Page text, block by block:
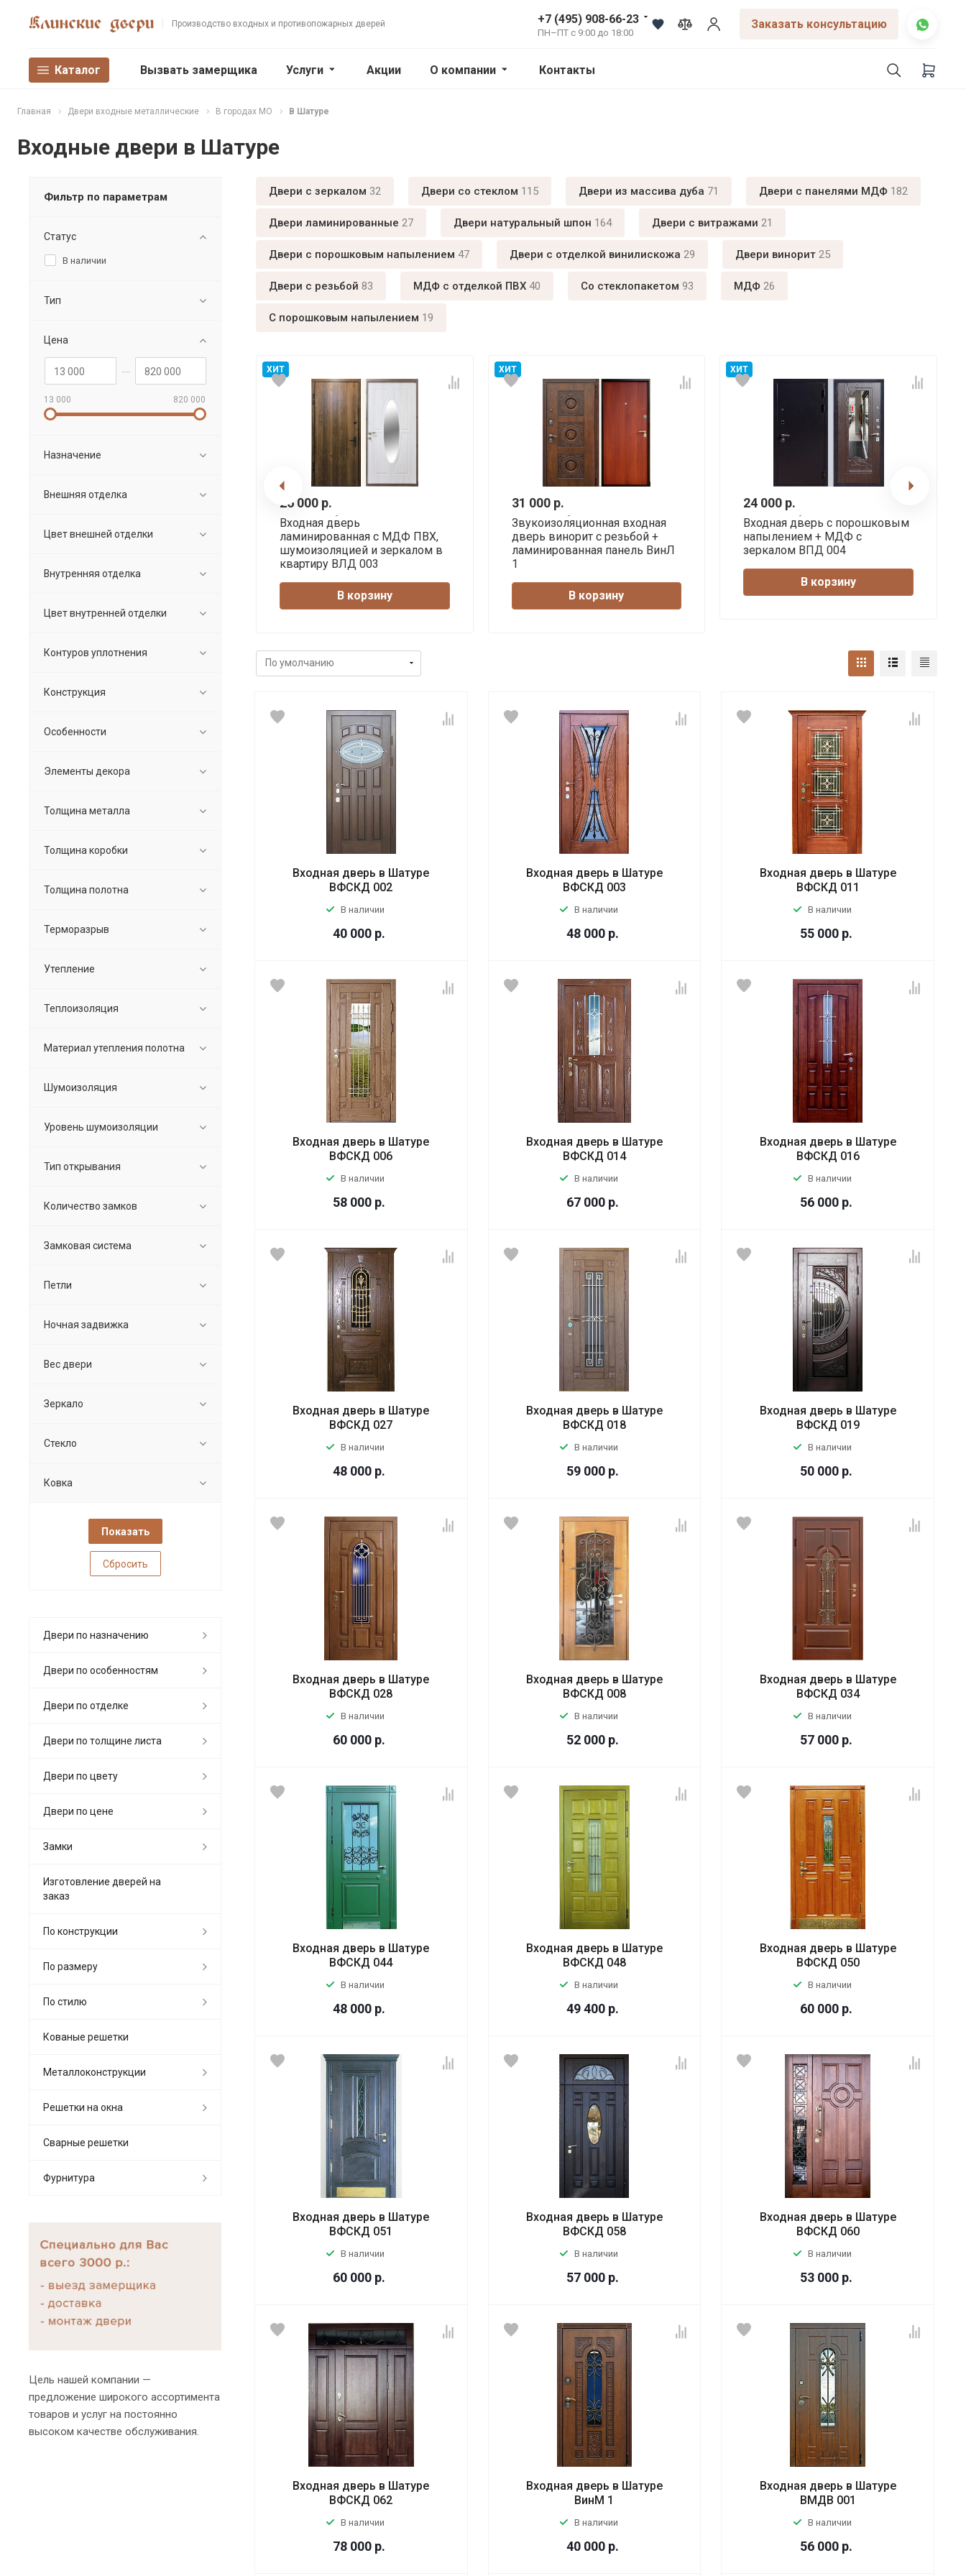
Производство входных и противопожарных дверей +7 (495) 908-66-23
ПН–ПТ с 9:00 до 18:00
Заказать консультацию
Каталог Вызвать замерщика Услуги Акции О компании Контакты
Главная Двери входные металлические В городах МО В Шатуре
Входные двери в Шатуре
Двери с зеркалом 32 Двери со стеклом 115 Двери из массива дуба 71 Двери с панелями МДФ 182
Двери ламинированные 27 Двери натуральный шпон 164 Двери с витражами 21
Двери с порошковым напылением 47 Двери с отделкой винилискожа 29 Двери винорит 25
Двери с резьбой 83 МДФ с отделкой ПВХ 40 Cо стеклопакетом 93 МДФ 26
С порошковым напылением 19
ХИТ
26 000 р.
Входная дверь
ламинированная с МДФ ПВХ,
шумоизоляцией и зеркалом в
квартиру ВЛД 003
В корзину
ХИТ
31 000 р.
Звукоизоляционная входная
дверь винорит с резьбой +
ламинированная панель ВинЛ
1
В корзину
ХИТ
24 000 р.
Входная дверь с порошковым
напылением + МДФ с
зеркалом ВПД 004
В корзину
Входная дверь в Шатуре
ВФСКД 002
В наличии
40 000 р.
Входная дверь в Шатуре
ВФСКД 003
В наличии
48 000 р.
Входная дверь в Шатуре
ВФСКД 011
В наличии
55 000 р.
Входная дверь в Шатуре
ВФСКД 006
В наличии
58 000 р.
Входная дверь в Шатуре
ВФСКД 014
В наличии
67 000 р.
Входная дверь в Шатуре
ВФСКД 016
В наличии
56 000 р.
Входная дверь в Шатуре
ВФСКД 027
В наличии
48 000 р.
Входная дверь в Шатуре
ВФСКД 018
В наличии
59 000 р.
Входная дверь в Шатуре
ВФСКД 019
В наличии
50 000 р.
Входная дверь в Шатуре
ВФСКД 028
В наличии
60 000 р.
Входная дверь в Шатуре
ВФСКД 008
В наличии
52 000 р.
Входная дверь в Шатуре
ВФСКД 034
В наличии
57 000 р.
Входная дверь в Шатуре
ВФСКД 044
В наличии
48 000 р.
Входная дверь в Шатуре
ВФСКД 048
В наличии
49 400 р.
Входная дверь в Шатуре
ВФСКД 050
В наличии
60 000 р.
Входная дверь в Шатуре
ВФСКД 051
В наличии
60 000 р.
Входная дверь в Шатуре
ВФСКД 058
В наличии
57 000 р.
Входная дверь в Шатуре
ВФСКД 060
В наличии
53 000 р.
Входная дверь в Шатуре
ВФСКД 062
В наличии
78 000 р.
Входная дверь в Шатуре
ВинМ 1
В наличии
40 000 р.
Входная дверь в Шатуре
ВМДВ 001
В наличии
56 000 р.
Фильтр по параметрам
Статус
В наличии
Тип
Цена
13 000 820 000
Назначение
Внешняя отделка
Цвет внешней отделки
Внутренняя отделка
Цвет внутренней отделки
Контуров уплотнения
Конструкция
Особенности
Элементы декора
Толщина металла
Толщина коробки
Толщина полотна
Терморазрыв
Утепление
Теплоизоляция
Материал утепления полотна
Шумоизоляция
Уровень шумоизоляции
Тип открывания
Количество замков
Замковая система
Петли
Ночная задвижка
Вес двери
Зеркало
Стекло
Ковка
Сбросить
Двери по назначению
Двери по особенностям
Двери по отделке
Двери по толщине листа
Двери по цвету
Двери по цене
Замки
Изготовление дверей на
заказ
По конструкции
По размеру
По стилю
Кованые решетки
Металлоконструкции
Решетки на окна
Сварные решетки
Фурнитура
Цель нашей компании —
предложение широкого ассортимента
товаров и услуг на постоянно
высоком качестве обслуживания.